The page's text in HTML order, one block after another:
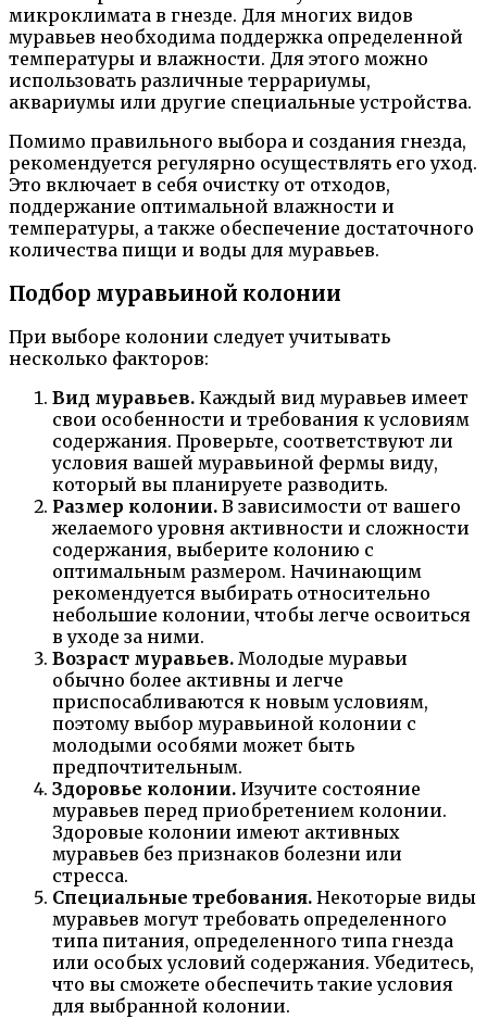
микроклимата в гнезде. Для многих видов
муравьев необходима поддержка определенной
температуры и влажности. Для этого можно
использовать различные террариумы,
аквариумы или другие специальные устройства.
Помимо правильного выбора и создания гнезда,
рекомендуется регулярно осуществлять его уход.
Это включает в себя очистку от отходов,
поддержание оптимальной влажности и
температуры, а также обеспечение достаточного
количества пищи и воды для муравьев.
Подбор муравьиной колонии
При выборе колонии следует учитывать
несколько факторов:
Вид муравьев. Каждый вид муравьев имеет
свои особенности и требования к условиям
содержания. Проверьте, соответствуют ли
условия вашей муравьиной фермы виду,
который вы планируете разводить.
Размер колонии. В зависимости от вашего
желаемого уровня активности и сложности
содержания, выберите колонию с
оптимальным размером. Начинающим
рекомендуется выбирать относительно
небольшие колонии, чтобы легче освоиться
в уходе за ними.
Возраст муравьев. Молодые муравьи
обычно более активны и легче
приспосабливаются к новым условиям,
поэтому выбор муравьиной колонии с
молодыми особями может быть
предпочтительным.
Здоровье колонии. Изучите состояние
муравьев перед приобретением колонии.
Здоровые колонии имеют активных
муравьев без признаков болезни или
стресса.
Специальные требования. Некоторые виды
муравьев могут требовать определенного
типа питания, определенного типа гнезда
или особых условий содержания. Убедитесь,
что вы сможете обеспечить такие условия
для выбранной колонии.